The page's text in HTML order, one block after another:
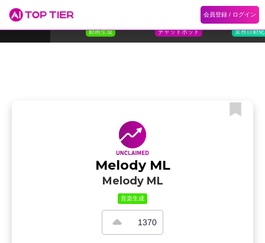
会員登録 / ログイン
ランキング
動画生成 チャットボット
3
Flokzu
業務自動化
Melody ML
Melody ML
音楽生成
1370
ホーム 記事